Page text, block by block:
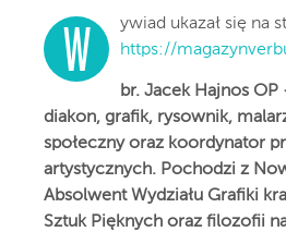
W
ywiad ukazał się na
https://
br. Jacek Hajnos
diakon, grafik, rysownik,
społeczny oraz koordynator
artystycznych. Pochodzi z
Absolwent Wydziału Grafiki
Sztuk Pięknych oraz filozofii